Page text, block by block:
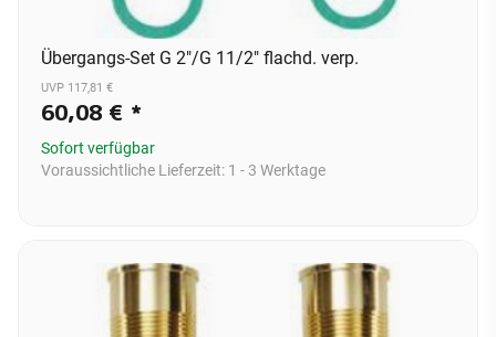
Übergangs-Set G 2"/G 11/2" flachd. verp.
UVP 117,81 €
60,08 € *
Sofort verfügbar
Voraussichtliche Lieferzeit: 1 - 3 Werktage